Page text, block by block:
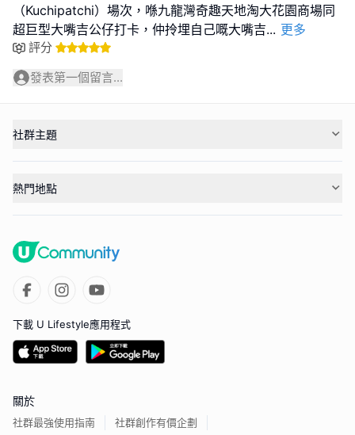
（Kuchipatchi）場次，喺九龍灣奇趣天地淘大花園商場同
超巨型大嘴吉公仔打卡，仲拎埋自己嘅大嘴吉... 更多
評分
發表第一個留言...
社群主題
熱門地點
下載 U Lifestyle應用程式
關於
社群最強使用指南 社群創作有價企劃